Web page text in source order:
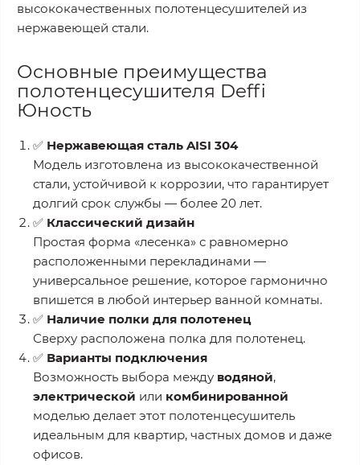
высококачественных полотенцесушителей из
нержавеющей стали.
Основные преимущества
полотенцесушителя Deffi
Юность
✅ Нержавеющая сталь AISI 304
Модель изготовлена из высококачественной
стали, устойчивой к коррозии, что гарантирует
долгий срок службы — более 20 лет.
✅ Классический дизайн
Простая форма «лесенка» с равномерно
расположенными перекладинами —
универсальное решение, которое гармонично
впишется в любой интерьер ванной комнаты.
✅ Наличие полки для полотенец
Сверху расположена полка для полотенец.
✅ Варианты подключения
Возможность выбора между водяной,
электрической или комбинированной
моделью делает этот полотенцесушитель
идеальным для квартир, частных домов и даже
офисов.